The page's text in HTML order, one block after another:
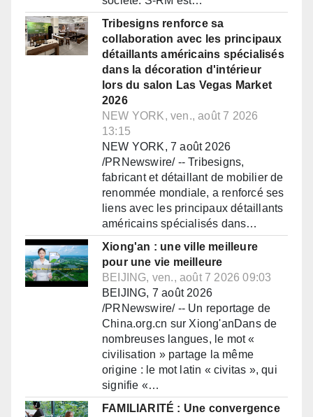
Tribesigns renforce sa
collaboration avec les principaux
détaillants américains spécialisés
dans la décoration d'intérieur
lors du salon Las Vegas Market
2026
NEW YORK, ven., août 7 2026
13:15
NEW YORK, 7 août 2026
/PRNewswire/ -- Tribesigns,
fabricant et détaillant de mobilier de
renommée mondiale, a renforcé ses
liens avec les principaux détaillants
américains spécialisés dans…
Xiong'an : une ville meilleure
pour une vie meilleure
BEIJING, ven., août 7 2026 09:03
BEIJING, 7 août 2026
/PRNewswire/ -- Un reportage de
China.org.cn sur Xiong'anDans de
nombreuses langues, le mot «
civilisation » partage la même
origine : le mot latin « civitas », qui
signifie «…
FAMILIARITÉ : Une convergence